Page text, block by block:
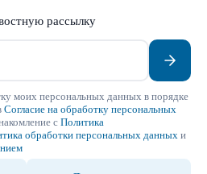
рассылку
моих персональных данных в порядке
Согласие на обработку персональных
с Политика
обработки персональных данных и